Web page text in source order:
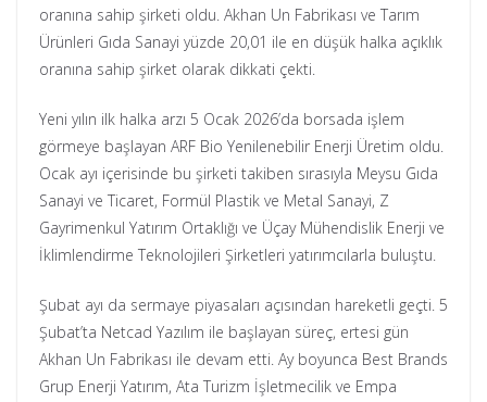
oranına sahip şirketi oldu. Akhan Un Fabrikası ve Tarım
Ürünleri Gıda Sanayi yüzde 20,01 ile en düşük halka açıklık
oranına sahip şirket olarak dikkati çekti.
Yeni yılın ilk halka arzı 5 Ocak 2026’da borsada işlem
görmeye başlayan ARF Bio Yenilenebilir Enerji Üretim oldu.
Ocak ayı içerisinde bu şirketi takiben sırasıyla Meysu Gıda
Sanayi ve Ticaret, Formül Plastik ve Metal Sanayi, Z
Gayrimenkul Yatırım Ortaklığı ve Üçay Mühendislik Enerji ve
İklimlendirme Teknolojileri Şirketleri yatırımcılarla buluştu.
Şubat ayı da sermaye piyasaları açısından hareketli geçti. 5
Şubat’ta Netcad Yazılım ile başlayan süreç, ertesi gün
Akhan Un Fabrikası ile devam etti. Ay boyunca Best Brands
Grup Enerji Yatırım, Ata Turizm İşletmecilik ve Empa